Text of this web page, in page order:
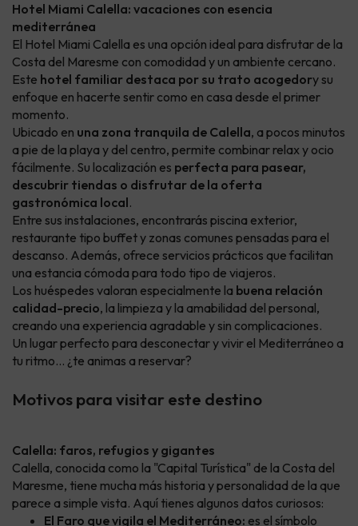
Hotel Miami Calella: vacaciones con esencia
mediterránea
El Hotel Miami Calella es una opción ideal para disfrutar de la
Costa del Maresme con comodidad y un ambiente cercano.
Este hotel familiar destaca por su trato acogedory su
enfoque en hacerte sentir como en casa desde el primer
momento.
Ubicado en una zona tranquila de Calella, a pocos minutos
a pie de la playa y del centro, permite combinar relax y ocio
fácilmente. Su localización es perfecta para pasear,
descubrir tiendas o disfrutar de la oferta
gastronómica local.
Entre sus instalaciones, encontrarás piscina exterior,
restaurante tipo buffet y zonas comunes pensadas para el
descanso. Además, ofrece servicios prácticos que facilitan
una estancia cómoda para todo tipo de viajeros.
Los huéspedes valoran especialmente la buena relación
calidad-precio, la limpieza y la amabilidad del personal,
creando una experiencia agradable y sin complicaciones.
Un lugar perfecto para desconectar y vivir el Mediterráneo a
tu ritmo… ¿te animas a reservar?
Motivos para visitar este destino
Calella: faros, refugios y gigantes
Calella, conocida como la "Capital Turística" de la Costa del
Maresme, tiene mucha más historia y personalidad de la que
parece a simple vista. Aquí tienes algunos datos curiosos:
El Faro que vigila el Mediterráneo: es el símbolo